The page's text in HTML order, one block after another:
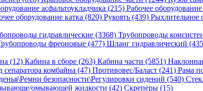
асфальтоукладчика (215) Рабочее
оборудование катка (820) Рукоять (439) Рыхлительное
гидравлические (3368) Трубопроводы
фреоновые (477) Шланг гидравлический
(12) Кабина в сборе (263) Кабина части (5851)
сепаратора комбайна (47) Противовес/Баласт (241) Рама
безопасности\Регулировки сидений (540)
омывающей жидкости (42) Скреперы (15)